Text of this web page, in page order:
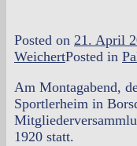
Posted on 21. April
WeichertPosted in
Am Montagabend,
Sportlerheim in
1920 statt.